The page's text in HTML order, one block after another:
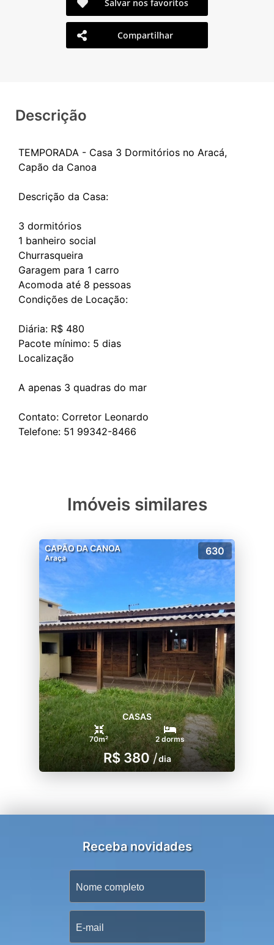
Salvar nos favoritos
Compartilhar
Descrição
TEMPORADA - Casa 3 Dormitórios no Aracá,
Capão da Canoa
Descrição da Casa:
3 dormitórios
1 banheiro social
Churrasqueira
Garagem para 1 carro
Acomoda até 8 pessoas
Condições de Locação:
Diária: R$ 480
Pacote mínimo: 5 dias
Localização
A apenas 3 quadras do mar
Contato: Corretor Leonardo
Imóveis similares
CAPÃO DA CANOA
Araça
630
CASAS
70m² 2 dorms
R$ 380 /dia
Receba novidades